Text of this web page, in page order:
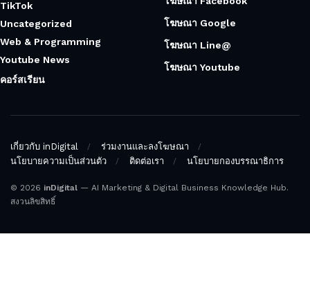
TikTok
Uncategorized
Web & Programming
Youtube News
คอร์สเรียน
โฆษณา Google
โฆษณา Line@
โฆษณา Youtube
เกี่ยวกับ inDigital
ร่วมงานและลงโฆษณา
นโยบายความเป็นส่วนตัว
ติดต่อเรา นโยบายกองบรรณาธิการ
© 2026 inDigital — AI Marketing & Digital Business Knowledge Hub.
สงวนลิขสิทธิ์